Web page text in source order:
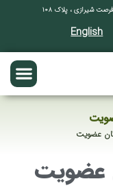
شیرازی ، پلاک ۱۰۸
English
عضویت
عضویت